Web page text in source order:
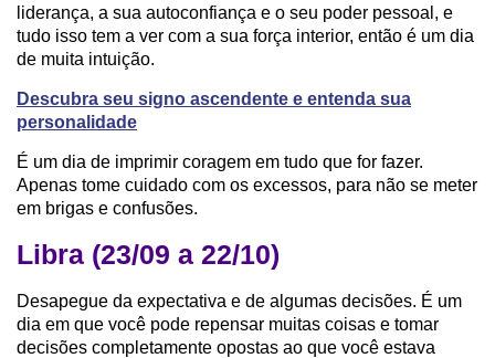
liderança, a sua autoconfiança e o seu poder pessoal, e
tudo isso tem a ver com a sua força interior, então é um dia
de muita intuição.
Descubra seu signo ascendente e entenda sua
personalidade
É um dia de imprimir coragem em tudo que for fazer.
Apenas tome cuidado com os excessos, para não se meter
em brigas e confusões.
Libra (23/09 a 22/10)
Desapegue da expectativa e de algumas decisões. É um
dia em que você pode repensar muitas coisas e tomar
decisões completamente opostas ao que você estava